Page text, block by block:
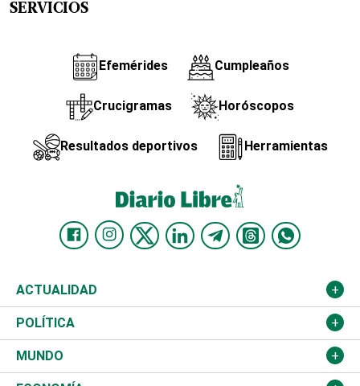
SERVICIOS
Efemérides Cumpleaños
Crucigramas Horóscopos
Resultados deportivos Herramientas
ACTUALIDAD
Nacional
Ciudad
POLÍTICA
Partidos
MUNDO